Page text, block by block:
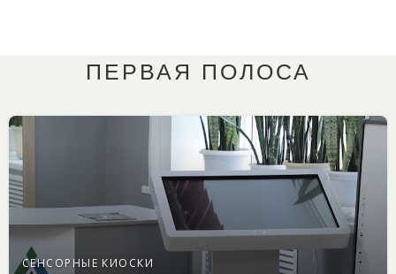
ПЕРВАЯ ПОЛОСА
СЕНСОРНЫЕ КИОСКИ